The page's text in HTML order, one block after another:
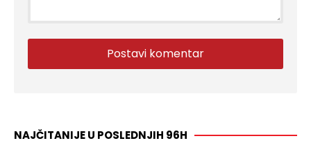
NAJČITANIJE U POSLEDNJIH 96H